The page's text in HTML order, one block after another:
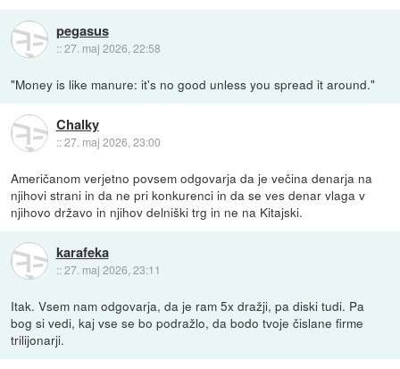
pegasus
::27. maj 2026, 22:58
"Money is like manure: it's no good unless you spread it around."
Chalky
::27. maj 2026, 23:00
Američanom verjetno povsem odgovarja da je večina denarja na
njihovi strani in da ne pri konkurenci in da se ves denar vlaga v
njihovo državo in njihov delniški trg in ne na Kitajski.
karafeka
::27. maj 2026, 23:11
Itak. Vsem nam odgovarja, da je ram 5x dražji, pa diski tudi. Pa
bog si vedi, kaj vse se bo podražlo, da bodo tvoje čislane firme
trilijonarji.